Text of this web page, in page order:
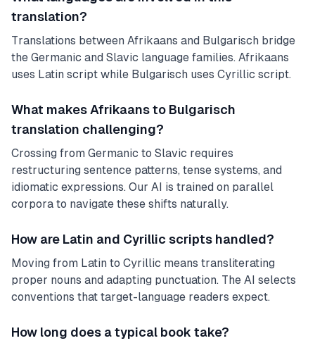
translation?
Translations between Afrikaans and Bulgarisch bridge
the Germanic and Slavic language families. Afrikaans
uses Latin script while Bulgarisch uses Cyrillic script.
What makes Afrikaans to Bulgarisch
translation challenging?
Crossing from Germanic to Slavic requires
restructuring sentence patterns, tense systems, and
idiomatic expressions. Our AI is trained on parallel
corpora to navigate these shifts naturally.
How are Latin and Cyrillic scripts handled?
Moving from Latin to Cyrillic means transliterating
proper nouns and adapting punctuation. The AI selects
conventions that target-language readers expect.
How long does a typical book take?